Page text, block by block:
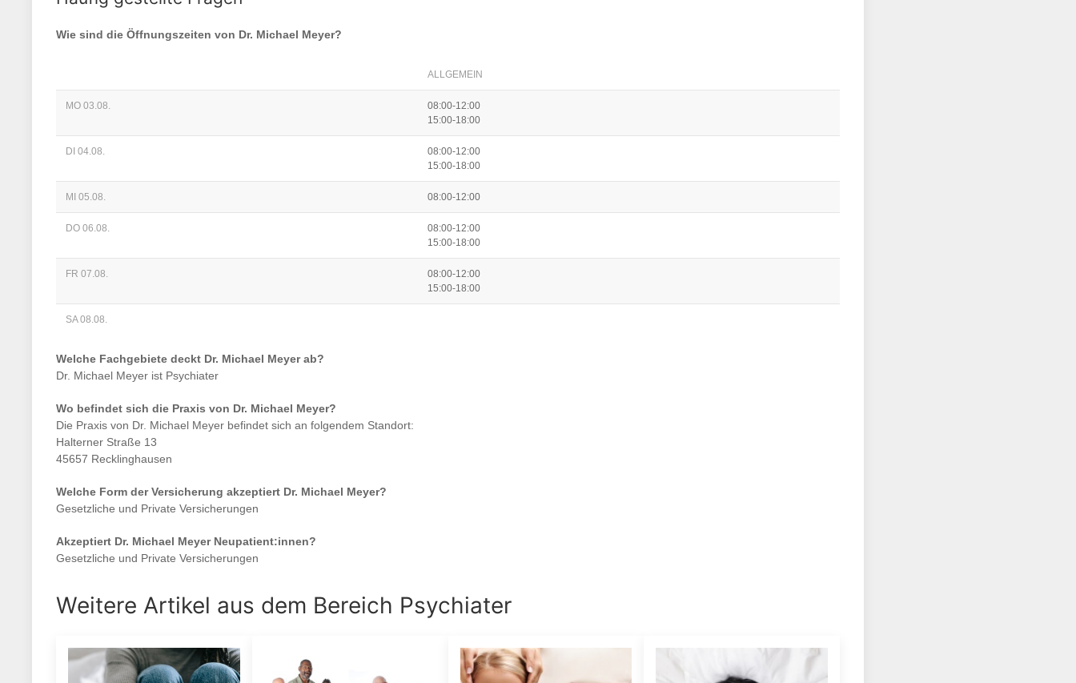
Wie sind die Öffnungszeiten von Dr. Michael Meyer?
ALLGEMEIN
MO 03.08.
08:00-12:00
15:00-18:00
DI 04.08.
08:00-12:00
15:00-18:00
MI 05.08. 08:00-12:00
DO 06.08.
08:00-12:00
15:00-18:00
FR 07.08.
08:00-12:00
15:00-18:00
SA 08.08.
Welche Fachgebiete deckt Dr. Michael Meyerab?
Dr. Michael Meyer ist Psychiater
Wo befindet sich die Praxis von Dr. Michael Meyer?
Die Praxis von Dr. Michael Meyer befindet sich an folgendem Standort:
Halterner Straße 13
45657 Recklinghausen
Welche Form der Versicherung akzeptiert Dr. Michael Meyer?
Gesetzliche und Private Versicherungen
Akzeptiert Dr. Michael MeyerNeupatient:innen?
Gesetzliche und Private Versicherungen
Weitere Artikel aus dem Bereich Psychiater